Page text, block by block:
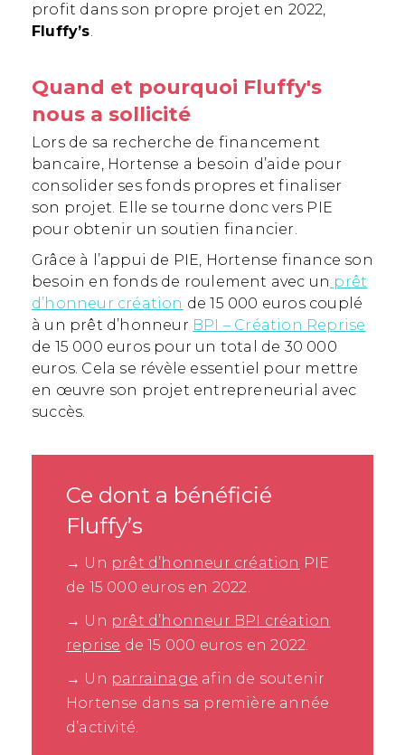
profit dans son propre projet en 2022,
Fluffy’s.
Quand et pourquoi Fluffy's
nous a sollicité
Lors de sa recherche de financement
bancaire, Hortense a besoin d’aide pour
consolider ses fonds propres et finaliser
son projet. Elle se tourne donc vers PIE
pour obtenir un soutien financier.
Grâce à l’appui de PIE, Hortense finance son
besoin en fonds de roulement avec un prêt
d’honneur création de 15 000 euros couplé
à un prêt d’honneur BPI – Création Reprise
de 15 000 euros pour un total de 30 000
euros. Cela se révèle essentiel pour mettre
en œuvre son projet entrepreneurial avec
succès.
Ce dont a bénéficié
Fluffy’s
→ Un prêt d’honneur création PIE
de 15 000 euros en 2022.
→ Un prêt d’honneur BPI création
reprise de 15 000 euros en 2022.
→ Un parrainage afin de soutenir
Hortense dans sa première année
d’activité.